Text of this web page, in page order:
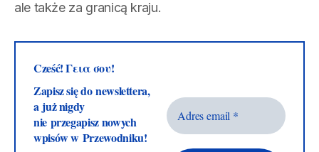
ale także za granicą kraju.
Cześć! Γεια σου!
Zapisz się do newslettera,
a już nigdy
nie przegapisz nowych
wpisów w Przewodniku!